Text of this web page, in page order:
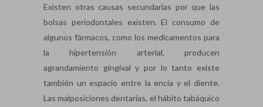
Existen otras causas secundarias por que las
bolsas periodontales existen. El consumo de
algunos fármacos, como los medicamentos para
la hipertensión arterial, producen
agrandamiento gingival y por lo tanto existe
también un espacio entre la encía y el diente.
Las malposiciones dentarias, el hábito tabáquico